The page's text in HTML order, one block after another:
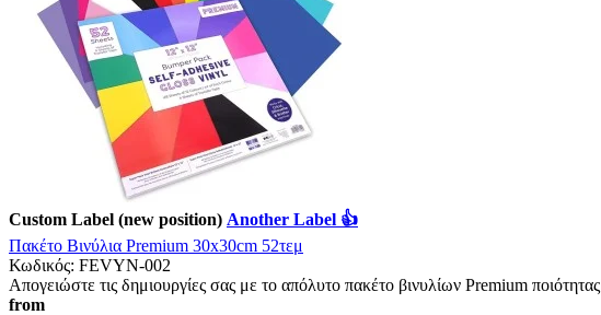
Custom Label (new position) Another Label 👍
Πακέτο Βινύλια Premium 30x30cm 52τεμ
Κωδικός: FEVYN-002
Απογειώστε τις δημιουργίες σας με το απόλυτο πακέτο βινυλίων Premium
from